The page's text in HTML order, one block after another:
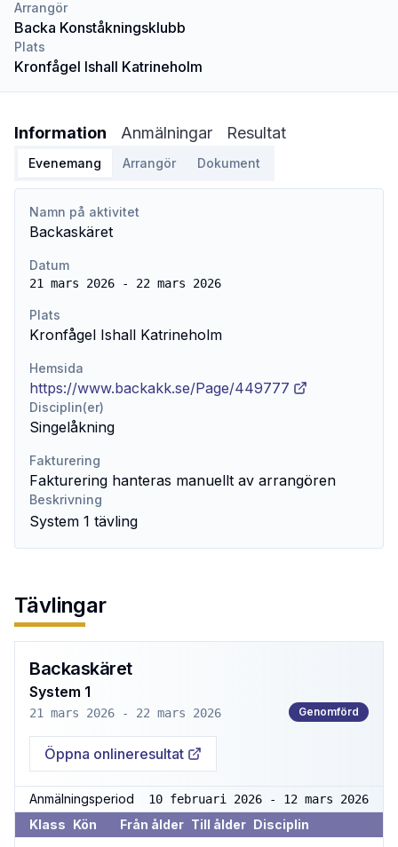
Arrangör
Backa Konståkningsklubb
Plats
Kronfågel Ishall Katrineholm
Information Anmälningar Resultat
Evenemang Arrangör Dokument
Namn på aktivitet
Backaskäret
Datum
21 mars 2026 - 22 mars 2026
Plats
Kronfågel Ishall Katrineholm
Hemsida
https://www.backakk.se/Page/449777
Disciplin(er)
Singelåkning
Fakturering
Fakturering hanteras manuellt av arrangören
Beskrivning
System 1 tävling
Tävlingar
Backaskäret
System 1
21 mars 2026 - 22 mars 2026 Genomförd
Öppna onlineresultat
Anmälningsperiod 10 februari 2026 - 12 mars 2026
Klass Kön Från ålder Till ålder Disciplin